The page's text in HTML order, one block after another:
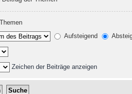
Themen
Aufsteigend
Zeichen der Beiträge anzeigen